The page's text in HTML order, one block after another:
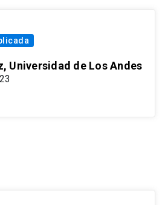
Universidad de Los Andes